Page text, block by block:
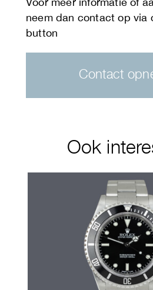
Contact
Ook